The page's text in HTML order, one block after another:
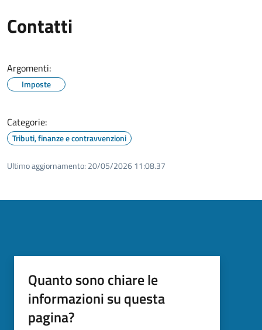
Contatti
Argomenti:
Imposte
Categorie:
Tributi, finanze e contravvenzioni
Ultimo aggiornamento: 20/05/2026 11:08.37
Quanto sono chiare le
informazioni su questa
pagina?